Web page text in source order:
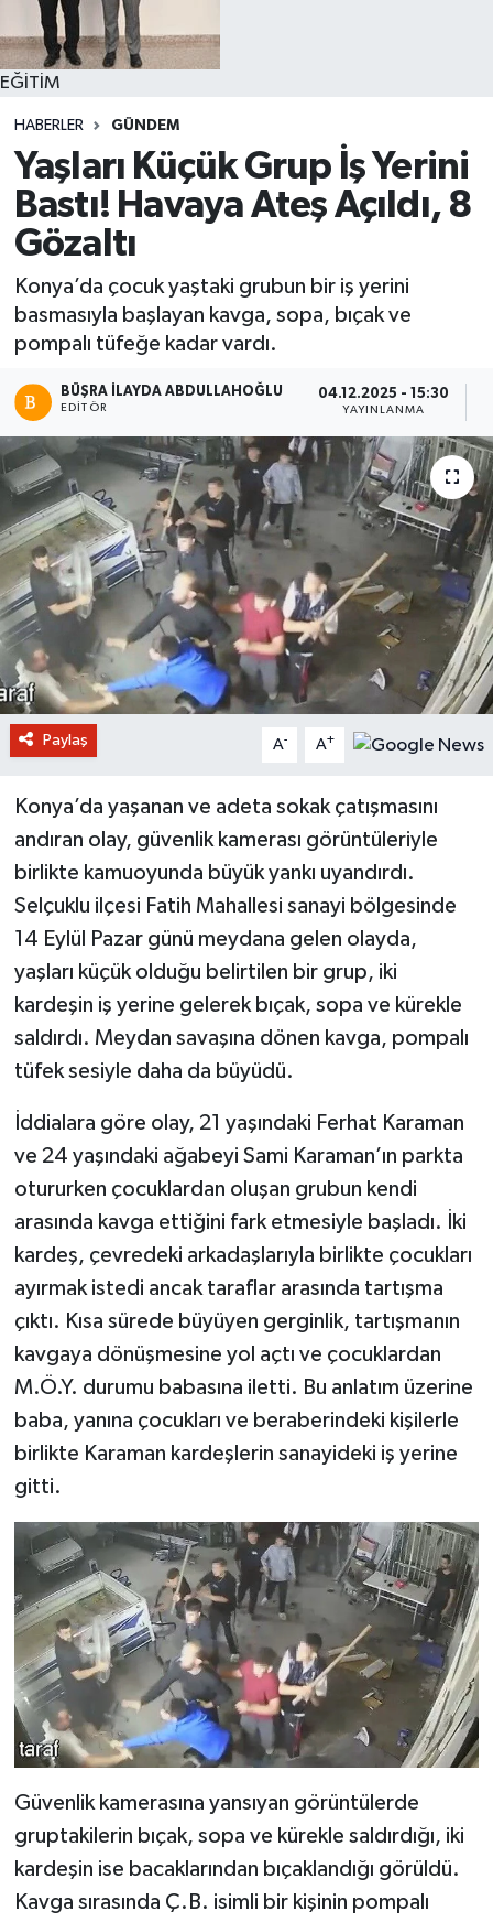
EĞİTİM
HABERLER GÜNDEM
Yaşları Küçük Grup İş Yerini
Bastı! Havaya Ateş Açıldı, 8
Gözaltı
Konya’da çocuk yaştaki grubun bir iş yerini
basmasıyla başlayan kavga, sopa, bıçak ve
pompalı tüfeğe kadar vardı.
BÜŞRA İLAYDA ABDULLAHOĞLU
EDITÖR
04.12.2025 - 15:30
YAYINLANMA
Paylaş A- A+
Konya’da yaşanan ve adeta sokak çatışmasını
andıran olay, güvenlik kamerası görüntüleriyle
birlikte kamuoyunda büyük yankı uyandırdı.
Selçuklu ilçesi Fatih Mahallesi sanayi bölgesinde
14 Eylül Pazar günü meydana gelen olayda,
yaşları küçük olduğu belirtilen bir grup, iki
kardeşin iş yerine gelerek bıçak, sopa ve kürekle
saldırdı. Meydan savaşına dönen kavga, pompalı
tüfek sesiyle daha da büyüdü.
İddialara göre olay, 21 yaşındaki Ferhat Karaman
ve 24 yaşındaki ağabeyi Sami Karaman’ın parkta
otururken çocuklardan oluşan grubun kendi
arasında kavga ettiğini fark etmesiyle başladı. İki
kardeş, çevredeki arkadaşlarıyla birlikte çocukları
ayırmak istedi ancak taraflar arasında tartışma
çıktı. Kısa sürede büyüyen gerginlik, tartışmanın
kavgaya dönüşmesine yol açtı ve çocuklardan
M.Ö.Y. durumu babasına iletti. Bu anlatım üzerine
baba, yanına çocukları ve beraberindeki kişilerle
birlikte Karaman kardeşlerin sanayideki iş yerine
gitti.
Güvenlik kamerasına yansıyan görüntülerde
gruptakilerin bıçak, sopa ve kürekle saldırdığı, iki
kardeşin ise bacaklarından bıçaklandığı görüldü.
Kavga sırasında Ç.B. isimli bir kişinin pompalı